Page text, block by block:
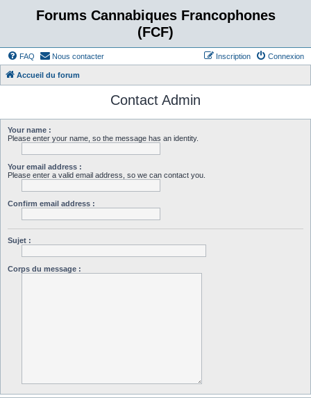
Forums Cannabiques Francophones
(FCF)
FAQ Nous contacter Connexion
Inscription
Accueil du forum
Contact Admin
Your name :
Please enter your name, so the message has an identity.
Your email address :
Please enter a valid email address, so we can contact you.
Confirm email address :
Sujet :
Corps du message :